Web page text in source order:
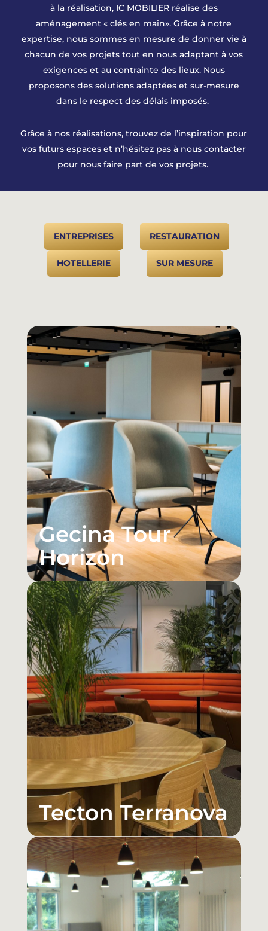
à la réalisation, IC MOBILIER réalise des
aménagement « clés en main». Grâce à notre
expertise, nous sommes en mesure de donner vie à
chacun de vos projets tout en nous adaptant à vos
exigences et au contrainte des lieux. Nous
proposons des solutions adaptées et sur-mesure
dans le respect des délais imposés.
Grâce à nos réalisations, trouvez de l’inspiration pour
vos futurs espaces et n’hésitez pas à nous contacter
pour nous faire part de vos projets.
ENTREPRISES RESTAURATION
HOTELLERIE SUR MESURE
Gecina Tour
Horizon
Tecton Terranova